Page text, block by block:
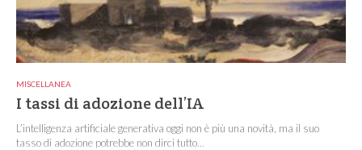
MISCELLANEA
I tassi di adozione dell’IA
L’intelligenza artificiale generativa oggi non è più una novità, ma il suo
tasso di adozione potrebbe non dirci tutto...